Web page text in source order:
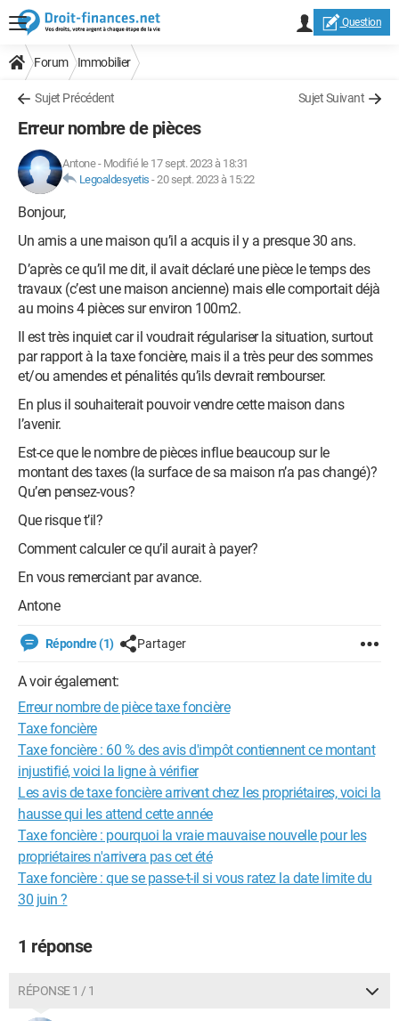
Question
Forum Immobilier
Sujet Précédent Sujet Suivant
Erreur nombre de pièces
Antone- Modifié le 17 sept. 2023 à 18:31
Legoaldesyetis -20 sept. 2023 à 15:22
Bonjour,
Un amis a une maison qu’il a acquis il y a presque 30 ans.
D’après ce qu’il me dit, il avait déclaré une pièce le temps des
travaux (c’est une maison ancienne) mais elle comportait déjà
au moins 4 pièces sur environ 100m2.
Il est très inquiet car il voudrait régulariser la situation, surtout
par rapport à la taxe foncière, mais il a très peur des sommes
et/ou amendes et pénalités qu’ils devrait rembourser.
En plus il souhaiterait pouvoir vendre cette maison dans
l’avenir.
Est-ce que le nombre de pièces influe beaucoup sur le
montant des taxes (la surface de sa maison n’a pas changé)?
Qu’en pensez-vous?
Que risque t’il?
Comment calculer ce qu’il aurait à payer?
En vous remerciant par avance.
Antone
Répondre (1) Partager
A voir également:
Erreur nombre de pièce taxe foncière
Taxe foncière
Taxe foncière : 60 % des avis d'impôt contiennent ce montant
injustifié, voici la ligne à vérifier
Les avis de taxe foncière arrivent chez les propriétaires, voici la
hausse qui les attend cette année
Taxe foncière : pourquoi la vraie mauvaise nouvelle pour les
propriétaires n'arrivera pas cet été
Taxe foncière : que se passe-t-il si vous ratez la date limite du
30 juin ?
1 réponse
RÉPONSE 1 / 1